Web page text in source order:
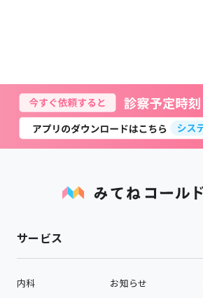
サービス
内科
お知らせ